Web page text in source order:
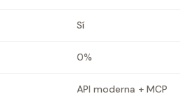
Sí
0%
API moderna + MCP